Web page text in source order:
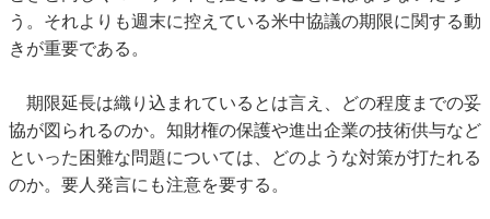
う。それよりも週末に控えている米中協議の期限に関する動
きが重要である。
期限延長は織り込まれているとは言え、どの程度までの妥
協が図られるのか。知財権の保護や進出企業の技術供与など
といった困難な問題については、どのような対策が打たれる
のか。要人発言にも注意を要する。